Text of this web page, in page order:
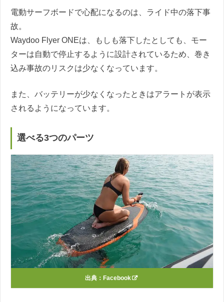
電動サーフボードで心配になるのは、ライド中の落下事
故。
Waydoo Flyer ONEは、もしも落下したとしても、モー
ターは自動で停止するように設計されているため、巻き
込み事故のリスクは少なくなっています。
また、バッテリーが少なくなったときはアラートが表示
されるようになっています。
選べる3つのパーツ
出典： Facebook